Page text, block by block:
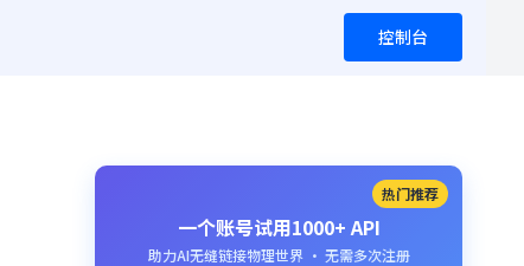
控制台
热门推荐
一个账号试用1000+ API
助力AI无缝链接物理世界 · 无需多次注册